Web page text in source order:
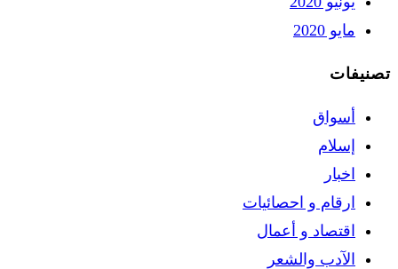
مايو 2020
تصنيفات
أسواق
إسلام
اخبار
ارقام و احصائيات
اقتصاد و أعمال
الآدب والشعر